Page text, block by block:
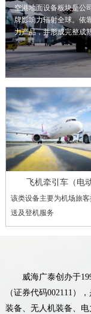
空港地面设备板块是公
牌影响力辐射全球。依
力产品，并形成完整成
局面。
飞机牵引车（电
该类设备主要为机场旅
送及登机服务
威海广泰创办于
（证券代码002111）
装备、无人机装备、